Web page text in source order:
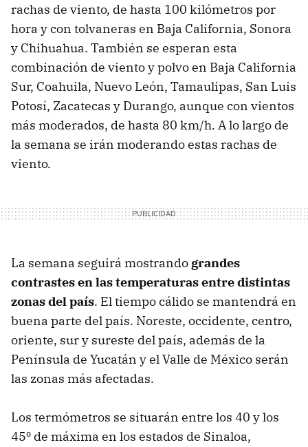
rachas de viento, de hasta 100 kilómetros por
hora y con tolvaneras en Baja California, Sonora
y Chihuahua. También se esperan esta
combinación de viento y polvo en Baja California
Sur, Coahuila, Nuevo León, Tamaulipas, San Luis
Potosí, Zacatecas y Durango, aunque con vientos
más moderados, de hasta 80 km/h. A lo largo de
la semana se irán moderando estas rachas de
viento.
La semana seguirá mostrando grandes
contrastes en las temperaturas entre distintas
zonas del país. El tiempo cálido se mantendrá en
buena parte del país. Noreste, occidente, centro,
oriente, sur y sureste del país, además de la
Península de Yucatán y el Valle de México serán
las zonas más afectadas.
Los termómetros se situarán entre los 40 y los
45º de máxima en los estados de Sinaloa,